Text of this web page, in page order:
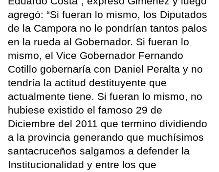
agregó: “Si fueran lo mismo, los Diputados
de la Campora no le pondrían tantos palos
en la rueda al Gobernador. Si fueran lo
mismo, el Vice Gobernador Fernando
Cotillo gobernaría con Daniel Peralta y no
tendría la actitud destituyente que
actualmente tiene. Si fueran lo mismo, no
hubiese existido el famoso 29 de
Diciembre del 2011 que termino dividiendo
a la provincia generando que muchísimos
santacruceños salgamos a defender la
Institucionalidad y entre los que